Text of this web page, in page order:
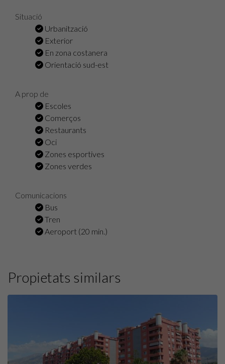
Situació
Urbanització
Exterior
En zona costanera
Orientació sud-est
A prop de
Escoles
Comerços
Restaurants
Oci
Zones esportives
Zones verdes
Comunicacions
Bus
Tren
Aeroport (20 min.)
Propietats similars